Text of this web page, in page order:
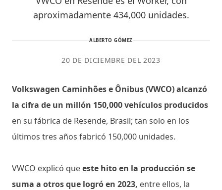
aproximadamente 434,000 unidades.
ALBERTO GÓMEZ
20 DE DICIEMBRE DEL 2023
Volkswagen Caminhões e Ônibus (VWCO) alcanzó
la cifra de un millón 150,000 vehículos producidos
en su fábrica de Resende, Brasil; tan solo en los
últimos tres años fabricó 150,000 unidades.
VWCO explicó queeste hito en la producción se
suma a otros que logró en 2023, entre ellos, la